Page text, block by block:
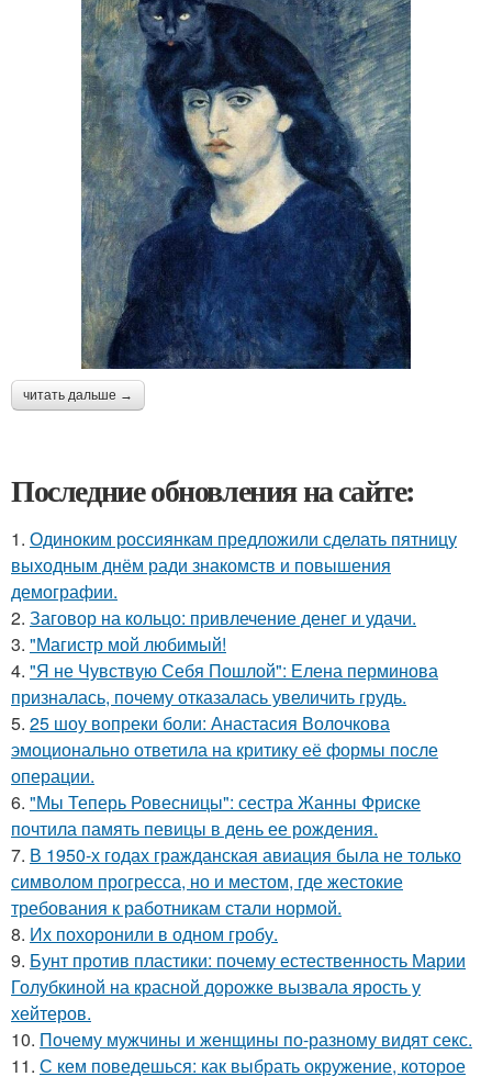
читать дальше →
Последние обновления на сайте:
1. Одиноким россиянкам предложили сделать пятницу
выходным днём ради знакомств и повышения
демографии.
2. Заговор на кольцо: привлечение денег и удачи.
3. "Магистр мой любимый!
4. "Я не Чувствую Себя Пошлой": Елена перминова
призналась, почему отказалась увеличить грудь.
5. 25 шоу вопреки боли: Анастасия Волочкова
эмоционально ответила на критику её формы после
операции.
6. "Мы Теперь Ровесницы": сестра Жанны Фриске
почтила память певицы в день ее рождения.
7. В 1950-х годах гражданская авиация была не только
символом прогресса, но и местом, где жестокие
требования к работникам стали нормой.
8. Их похоронили в одном гробу.
9. Бунт против пластики: почему естественность Марии
Голубкиной на красной дорожке вызвала ярость у
хейтеров.
10. Почему мужчины и женщины по-разному видят секс.
11. С кем поведешься: как выбрать окружение, которое